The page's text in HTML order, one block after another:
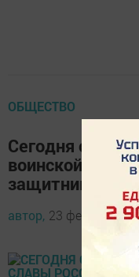
ОБЩЕСТВО
Сегодня
воинской
защитника
автор, 23 февраля